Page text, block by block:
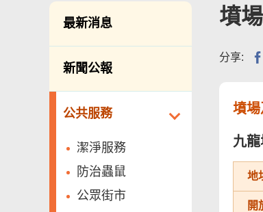
最新消息
新聞公報
公共服務
潔淨服務
防治蟲鼠
公眾街市
墳
分享:
墳
九
地
開